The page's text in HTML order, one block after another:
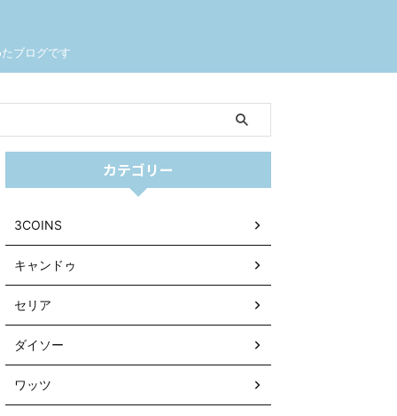
ブログです
カテゴリー
3COINS
キャンドゥ
セリア
ダイソー
ワッツ